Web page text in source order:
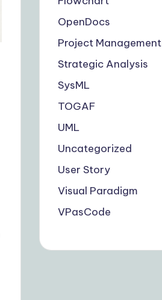
OpenDocs
Project Management
Strategic Analysis
SysML
TOGAF
UML
Uncategorized
User Story
Visual Paradigm
VPasCode